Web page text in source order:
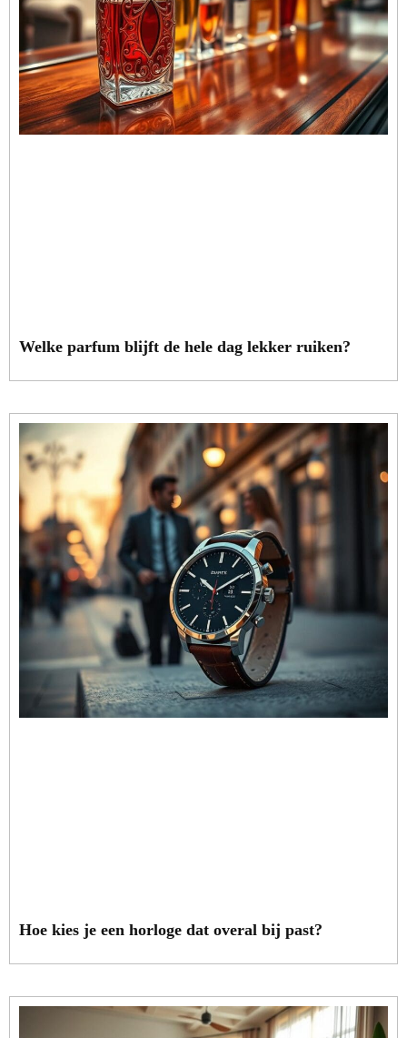
Welke parfum blijft de hele dag lekker ruiken?
Hoe kies je een horloge dat overal bij past?